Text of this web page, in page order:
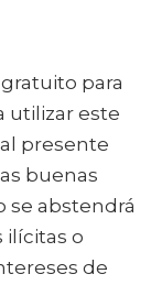
para
utilizar este
presente
buenas
se abstendrá
ilícitas o
de